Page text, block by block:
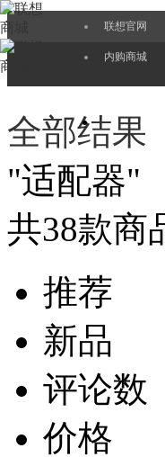
联想官网
内购商城
全部结果
"适配器"
共38款商
推荐
新品
评论数
价格